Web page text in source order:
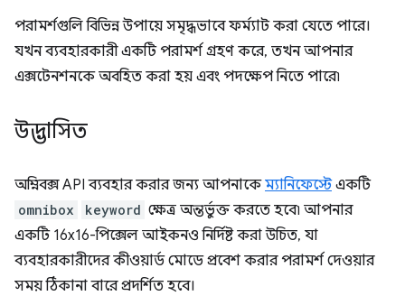
পরামর্শগুলি বিভিন্ন উপায়ে সমৃদ্ধভাবে ফর্ম্যাট করা যেতে পারে।
যখন ব্যবহারকারী একটি পরামর্শ গ্রহণ করে, তখন আপনার
এক্সটেনশনকে অবহিত করা হয় এবং পদক্ষেপ নিতে পারে৷
উদ্ভাসিত
অম্নিবক্স API ব্যবহার করার জন্য আপনাকেম্যানিফেস্টেএকটি
omnibox keyword ক্ষেত্র অন্তর্ভুক্ত করতে হবে৷ আপনার
একটি 16x16-পিক্সেল আইকনও নির্দিষ্ট করা উচিত, যা
ব্যবহারকারীদের কীওয়ার্ড মোডে প্রবেশ করার পরামর্শ দেওয়ার
সময় ঠিকানা বারে প্রদর্শিত হবে।